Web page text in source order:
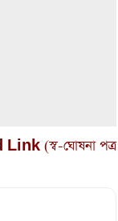
(স্ব-ঘোষনা পত্র